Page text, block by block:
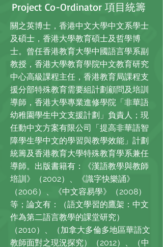
Project Co-Ordinator 項目統籌
關之英博士，香港中文大學中文系學士
及碩士，香港大學教育碩士及哲學博
士。曾任香港教育大學中國語言學系副
教授，香港大學教育學院中文教育研究
中心高級課程主任，香港教育局課程支
援分部特殊教育需要組計劃顧問及培訓
導師，香港大學專業進修學院「非華語
幼稚園學生中文支援計劃」負責人；現
任動中文方案有限公司「提高非華語智
障學生學中文的學習與教學效能」計劃
統籌及香港教育大學特殊教育學系兼任
導師。出版書籍有：《漢語教學與教師
培訓》（2002）、《識字快樂誦》
（2006）、《中文容易學》（2008）
等；論文有：（語文學習的鷹架：中文
作為第二語言教學的課堂研究）
（2010）、（加拿大多倫多地區華語文
教師面對之現況探究）（2012）、（中